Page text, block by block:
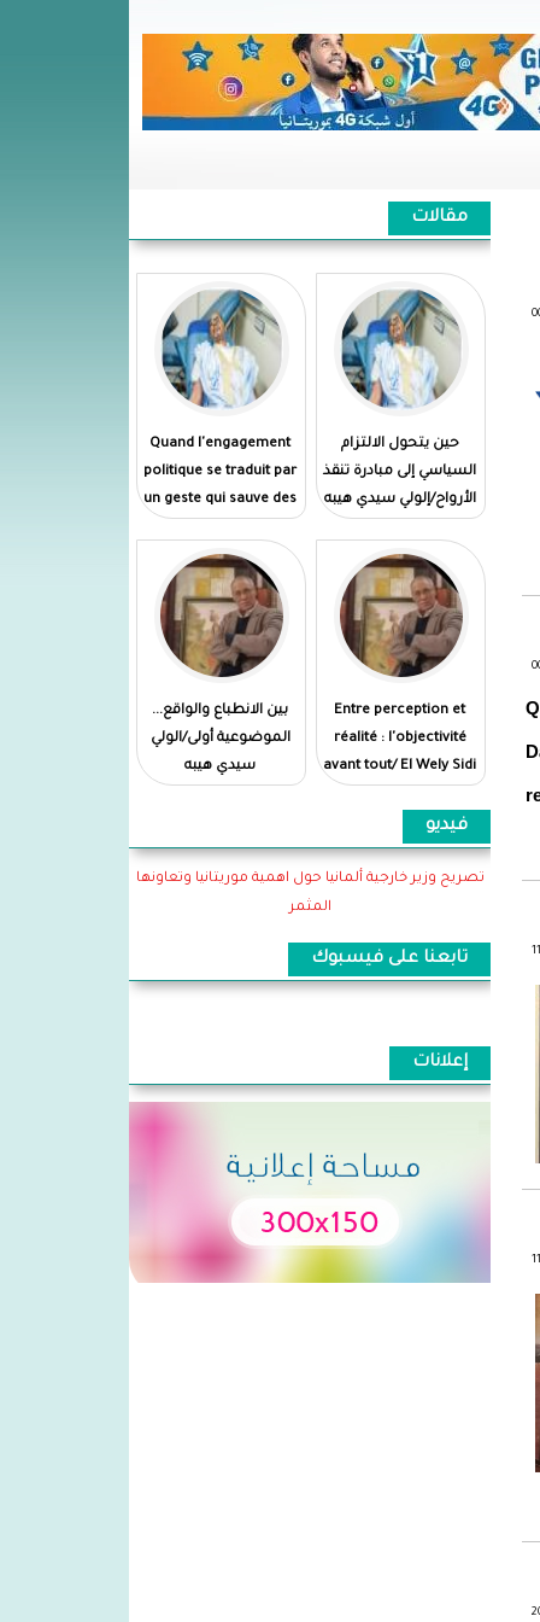
مقالات
حين يتحول الالتزام
السياسي إلى مبادرة تنقذ
الأرواح/إلولي سيدي هيبه
Quand l'engagement
politique se traduit par
un geste qui sauve des
Entre perception et
réalité : l'objectivité
avant tout/ El Wely Sidi
بين الانطباع والواقع...
الموضوعية أولى/الولي
سيدي هيبه
فيديو
تصريح وزير خارجية ألمانيا حول اهمية موريتانيا وتعاونها
المثمر
تابعنا على فيسبوك
إعلانات